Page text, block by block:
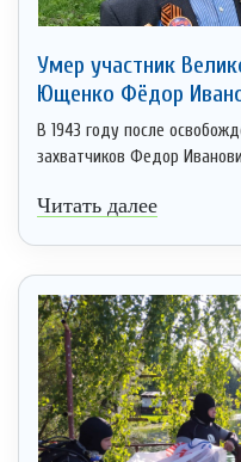
Умер участник
Ющенко Фёдор
В 1943 году после
захватчиков Федор
Читать далее